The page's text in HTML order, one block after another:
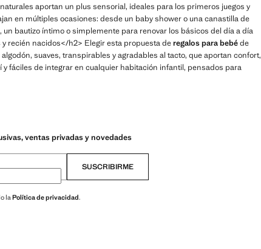
aportan un plus sensorial, ideales para los primeros juegos y
en múltiples ocasiones: desde un baby shower o una canastilla de
bautizo íntimo o simplemente para renovar los básicos del día a día
recién nacidos</h2> Elegir esta propuesta deregalos para bebéde
suaves, transpirables y agradables al tacto, que aportan confort,
fáciles de integrar en cualquier habitación infantil, pensados para
ventas privadas y novedades
SUSCRIBIRME
la Política de privacidad.